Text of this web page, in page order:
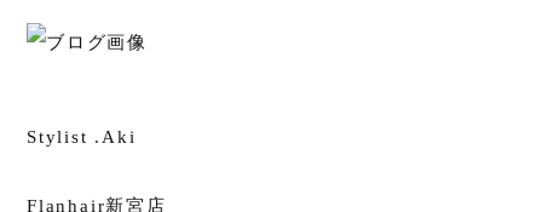
Stylist .Aki
Flanhair新宮店